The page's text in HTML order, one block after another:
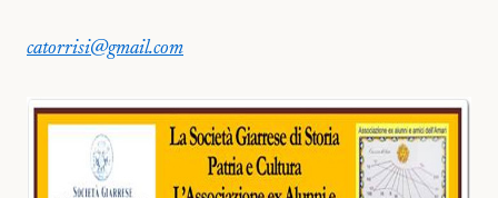
catorrisi@gmail.com